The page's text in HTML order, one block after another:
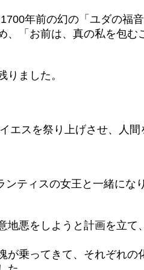
年前の幻の「ユダの福
「お前は、真の私を包
ました。
エスを祭り上げさせ、人
ティスの女王と一緒にな
悪をしようと計画を立
乗ってきて、それぞれ